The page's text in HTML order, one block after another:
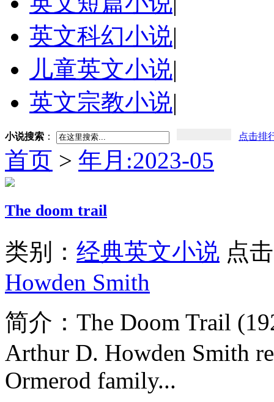
英文科幻小说|
儿童英文小说|
英文宗教小说|
小说搜索 ： 点击排
首页 > 年月:2023-05
The doom trail
类别： 经典英文小说 点
Howden Smith
简介： The Doom Trail
Arthur D. Howden Smith
Ormerod family...